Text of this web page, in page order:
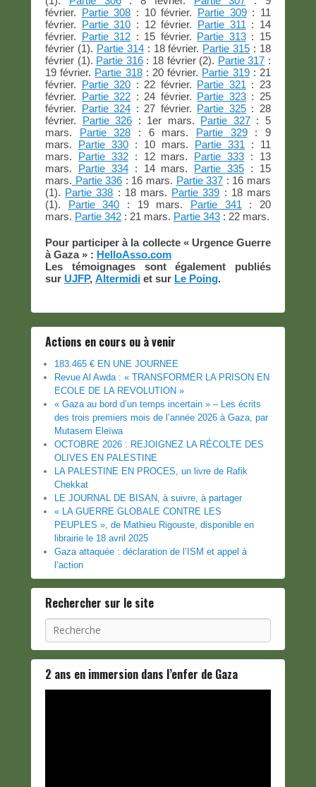
février. Partie 308 : 10 février. Partie 309: 11
février. Partie 310 : 12 février. Partie 311 : 14
février. Partie 312 : 15 février. Partie 313: 15
février (1). Partie 314: 18 février. Partie 315 : 18
février (1). Partie 316: 18 février (2). Partie 317 :
19 février. Partie 318: 20 février. Partie 319: 21
février. Partie 320 : 22 février. Partie 321 : 23
février. Partie 322 : 24 février. Partie 323: 25
février. Partie 324 : 27 février. Partie 325: 28
février. Partie 326 : 1er mars. Partie 327: 5
mars. Partie 328 : 6 mars. Partie 329: 9
mars. Partie 330 : 10 mars. Partie 331 : 11
mars. Partie 332: 12 mars. Partie 333 : 13
mars. Partie 334: 14 mars. Partie 335 : 15
mars. Partie 336 : 16 mars. Partie 337 : 16 mars
(1). Partie 338 : 18 mars. Partie 339 : 18 mars
(1). Partie 340 : 19 mars. Partie 341 : 20
mars. Partie 342 : 21 mars. Partie 343 : 22 mars.
Pour participer à la collecte « Urgence Guerre
à Gaza » : HelloAsso.com
Les témoignages sont également publiés
sur UJFP, Altermidi et sur Le Poing.
Actions en cours ou à venir
183.465 € EN UNE JOURNEE
Revue Al Awda : « TRANSFORMER LA PRISON EN
ECOLE DE LA REVOLUTION »
« Gaza au bord d’un temps incertain » – Les écrits
des trois premiers mois de l’année 2026 à Gaza, par
Mutasem Eleïwa
OCTOBRE 2026 : REJOIGNEZ LA RÉCOLTE DES
OLIVES EN PALESTINE
LA PALESTINE EN PROCES, un livre de Rafik
Chekkat
LE JOURNAL DE BISAN, à suivre, à partager
« LA GUERRE GLOBALE CONTRE LES
PEUPLES », de Mathieu Rigouste, disponible en
librairie le 18 avril 2025
Gaza attaquée : déclaration de l’ISM et appel à
l’action
Rechercher sur le site
Recherche
2 ans en immersion dans l’enfer de Gaza